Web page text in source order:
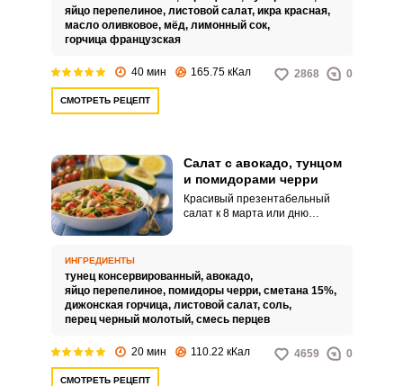
перекусом в течение трудового
дня.
яйцо перепелиное, листовой салат, икра красная,
масло оливковое, мёд, лимонный сок,
горчица французская
40 мин 165.75 кКал 2868 0
СМОТРЕТЬ РЕЦЕПТ
Салат с авокадо, тунцом
и помидорами черри
Красивый презентабельный
салат к 8 марта или дню
консервированный тунец, яйца
перепелов, авокадо и листья
салата.
ИНГРЕДИЕНТЫ
тунец консервированный, авокадо,
яйцо перепелиное, помидоры черри, сметана 15%,
дижонская горчица, листовой салат, соль,
перец черный молотый, смесь перцев
20 мин 110.22 кКал 4659 0
СМОТРЕТЬ РЕЦЕПТ